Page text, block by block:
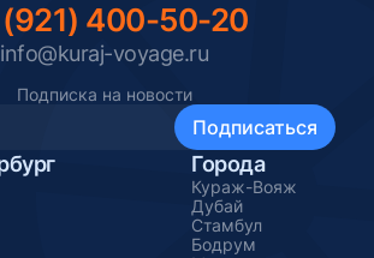
(921) 400-50-20
info@kuraj-voyage.ru
Подписка на новости
Города
Кураж-Вояж
Дубай
Стамбул
Бодрум